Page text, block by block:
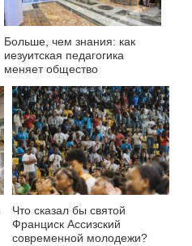
Больше, чем знания: как
иезуитская педагогика
меняет общество
Что сказал бы святой
Франциск Ассизский
современной молодежи?